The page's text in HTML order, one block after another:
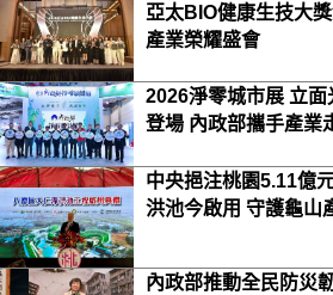
亞太BIO健康生技大
產業榮耀盛會
2026淨零城市展 立
登場 內政部攜手產業
中央挹注桃園5.11億
洪池今啟用 守護龜山
內政部推動全民防災